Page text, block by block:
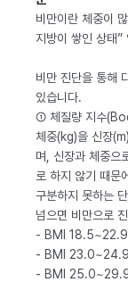
비만이란 체중이
지방이 쌓인 상태
비만 진단을 통해
있습니다.
① 체질량 지수
체중(kg)을 신장
며, 신장과 체중으
로 하지 않기 때문
구분하지 못하는
넘으면 비만으로
- BMI
- BMI
- BMI